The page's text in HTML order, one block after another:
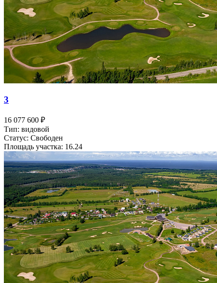
3
16 077 600 ₽
Тип: видовой
Статус: Свободен
Площадь участка: 16.24